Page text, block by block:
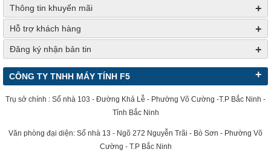
Thông tin khuyến mãi +
Hỗ trợ khách hàng +
Đăng ký nhận bản tin +
CÔNG TY TNHH MÁY TÍNH F5 +
Trụ sở chính : Số nhà 103 - Đường Khả Lễ - Phường Võ Cường -T.P Bắc Ninh -
Tỉnh Bắc Ninh
Văn phòng đại diện: Số nhà 13 - Ngõ 272 Nguyễn Trãi - Bò Sơn - Phường Võ
Cường - T.P Bắc Ninh